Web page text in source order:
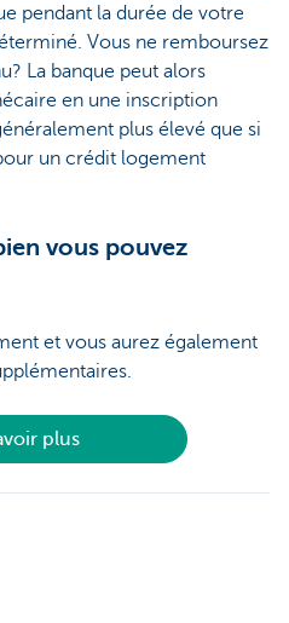
pendant la durée de votre
Vous ne remboursez
La banque peut alors
en une inscription
plus élevé que si
un crédit logement
vous pouvez
et vous aurez également
plus